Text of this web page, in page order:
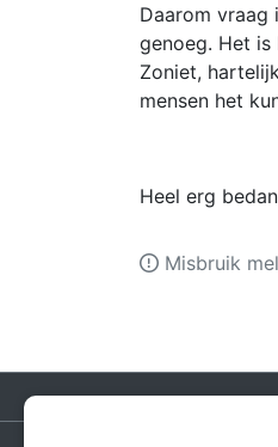
Daarom vraag
genoeg. Het
Zoniet,
mensen het
Heel erg
Misbruik